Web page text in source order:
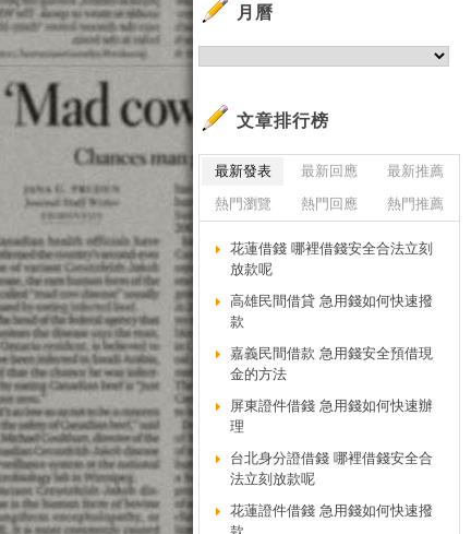
月曆
文章排行榜
最新發表 最新回應
最新推薦
熱門瀏覽
熱門回應 熱門推薦
花蓮借錢 哪裡借錢安全合法立刻
放款呢
高雄民間借貸 急用錢如何快速撥
款
嘉義民間借款 急用錢安全預借現
金的方法
屏東證件借錢 急用錢如何快速辦
理
台北身分證借錢 哪裡借錢安全合
法立刻放款呢
花蓮證件借錢 急用錢如何快速撥